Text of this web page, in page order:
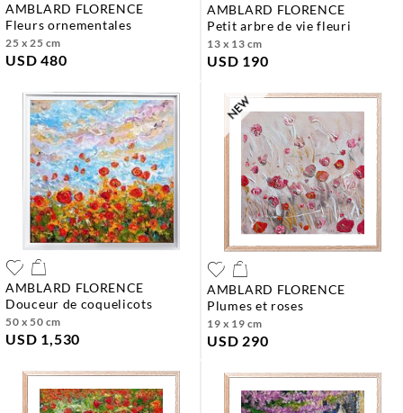
AMBLARD FLORENCE
fleurs ornementales
25 x 25 cm
USD 480
AMBLARD FLORENCE
petit arbre de vie fleuri
13 x 13 cm
USD 190
AMBLARD FLORENCE
douceur de coquelicots
50 x 50 cm
USD 1,530
AMBLARD FLORENCE
plumes et roses
19 x 19 cm
USD 290